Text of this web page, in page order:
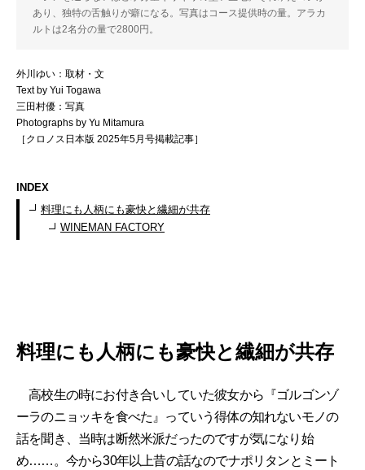
あり、独特の舌触りが癖になる。写真はコース提供時の量。アラカ
ルトは2名分の量で2800円。
外川ゆい：取材・文
Text by Yui Togawa
三田村優：写真
Photographs by Yu Mitamura
［クロノス日本版 2025年5月号掲載記事］
INDEX
料理にも人柄にも豪快と繊細が共存
WINEMAN FACTORY
料理にも人柄にも豪快と繊細が共存
高校生の時にお付き合いしていた彼女から『ゴルゴンゾ
ーラのニョッキを食べた』っていう得体の知れないモノの
話を聞き、当時は断然米派だったのですが気になり始
め……。今から30年以上昔の話なのでナポリタンとミート